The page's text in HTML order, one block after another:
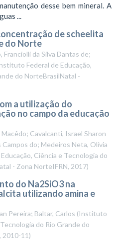
desse bem mineral. A
...
de scheelita
do Norte
Franciolli da Silva Dantas de;
Federal de Educação,
do NorteBrasilNatal -
a utilização do
no campo da educação
Cavalcanti, Israel Sharon
do; Medeiros Neta, Olívia
Ciência e Tecnologia do
- Zona NorteIFRN, 2017)
do Na2SiO3 na
utilizando amina e
Pereira; Baltar, Carlos (Instituto
do Rio Grande do
, 2010-11)